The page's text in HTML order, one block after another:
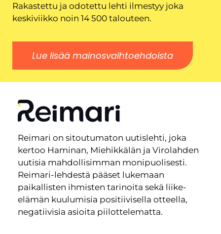
Rakastettu ja odotettu lehti ilmestyy joka
keskiviikko noin 14 500 talouteen.
Lue lisää mainosvaihtoehdoista
Reimari on sitoutumaton uutislehti, joka
kertoo Haminan, Miehikkälän ja Virolahden
uutisia mahdollisimman monipuolisesti.
Reimari-lehdestä pääset lukemaan
paikallisten ihmisten tarinoita sekä liike-
elämän kuulumisia positiivisella otteella,
negatiivisia asioita piilottelematta.